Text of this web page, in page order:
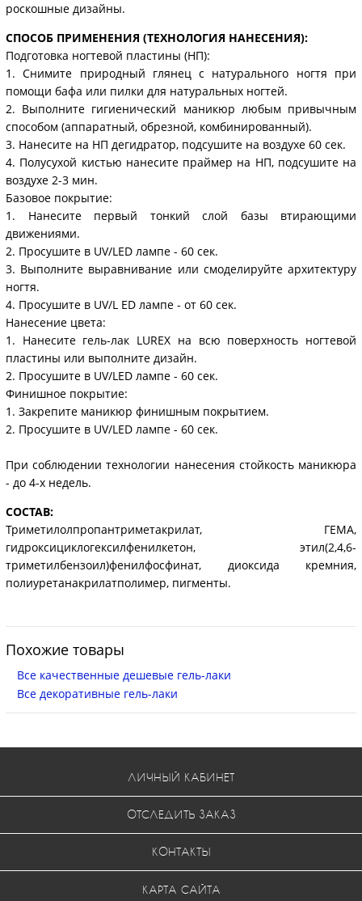
роскошные дизайны.
СПОСОБ ПРИМЕНЕНИЯ (ТЕХНОЛОГИЯ НАНЕСЕНИЯ):
Подготовка ногтевой пластины (НП):
1. Снимите природный глянец с натурального ногтя при
помощи бафа или пилки для натуральных ногтей.
2. Выполните гигиенический маникюр любым привычным
способом (аппаратный, обрезной, комбинированный).
3. Нанесите на НП дегидратор, подсушите на воздухе 60 сек.
4. Полусухой кистью нанесите праймер на НП, подсушите на
воздухе 2-3 мин.
Базовое покрытие:
1. Нанесите первый тонкий слой базы втирающими
движениями.
2. Просушите в UV/LED лампе - 60 сек.
3. Выполните выравнивание или смоделируйте архитектуру
ногтя.
4. Просушите в UV/L ED лампе - от 60 сек.
Нанесение цвета:
1. Нанесите гель-лак LUREX на всю поверхность ногтевой
пластины или выполните дизайн.
2. Просушите в UV/LED лампе - 60 сек.
Финишное покрытие:
1. Закрепите маникюр финишным покрытием.
2. Просушите в UV/LED лампе - 60 сек.
При соблюдении технологии нанесения стойкость маникюра
- до 4-х недель.
СОСТАВ:
Триметилолпропантриметакрилат, ГЕМА,
гидроксициклогексилфенилкетон, этил(2,4,6-
триметилбензоил)фенилфосфинат, диоксида кремния,
полиуретанакрилатполимер, пигменты.
Похожие товары
Все качественные дешевые гель-лаки
Все декоративные гель-лаки
ЛИЧНЫЙ КАБИНЕТ
ОТСЛЕДИТЬ ЗАКАЗ
КОНТАКТЫ
КАРТА САЙТА